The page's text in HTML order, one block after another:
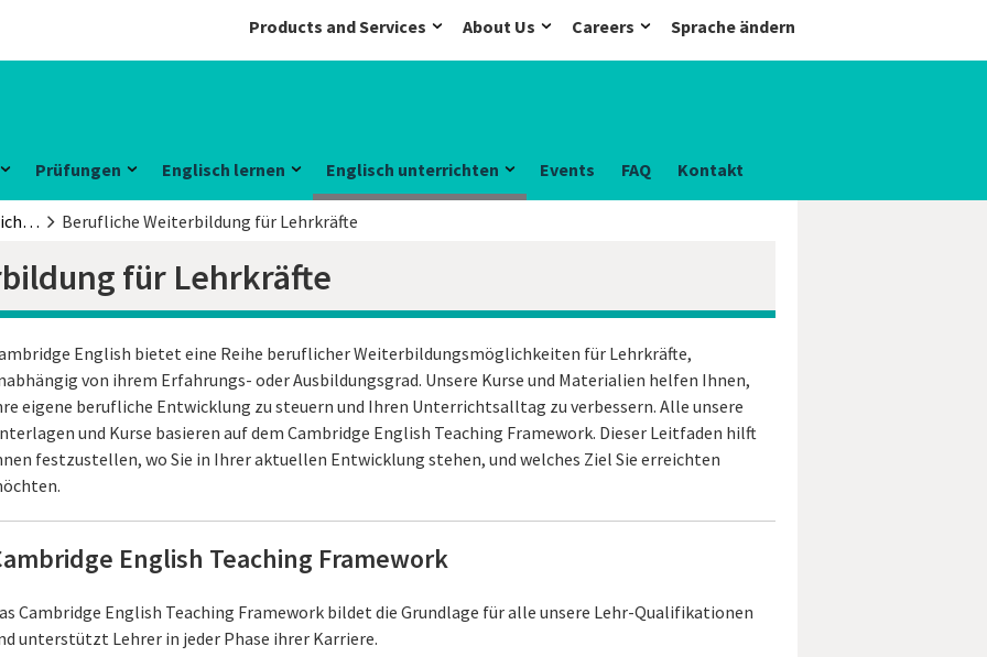
Products and Services About Us Careers Sprache ändern
Prüfungen Englisch lernen Englisch unterrichten Events FAQ Kontakt
Englisch unterrichten Berufliche Weiterbildung für Lehrkräfte
für Lehrkräfte
English bietet eine Reihe beruflicher Weiterbildungsmöglichkeiten für Lehrkräfte,
von ihrem Erfahrungs- oder Ausbildungsgrad. Unsere Kurse und Materialien helfen Ihnen,
eigene berufliche Entwicklung zu steuern und Ihren Unterrichtsalltag zu verbessern. Alle unsere
und Kurse basieren auf dem Cambridge English Teaching Framework. Dieser Leitfaden hilft
festzustellen, wo Sie in Ihrer aktuellen Entwicklung stehen, und welches Ziel Sie erreichten
English Teaching Framework
Cambridge English Teaching Framework bildet die Grundlage für alle unsere Lehr-Qualifikationen
unterstützt Lehrer in jeder Phase ihrer Karriere.